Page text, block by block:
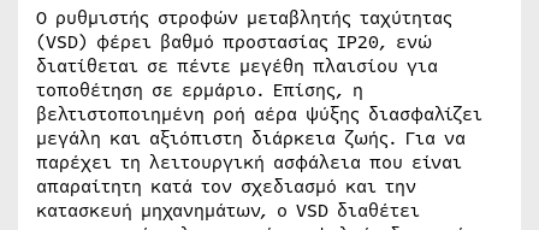
Ο ρυθμιστής στροφών μεταβλητής ταχύτητας
(VSD) φέρει βαθμό προστασίας IP20, ενώ
διατίθεται σε πέντε μεγέθη πλαισίου για
τοποθέτηση σε ερμάριο. Επίσης, η
βελτιστοποιημένη ροή αέρα ψύξης διασφαλίζει
μεγάλη και αξιόπιστη διάρκεια ζωής. Για να
παρέχει τη λειτουργική ασφάλεια που είναι
απαραίτητη κατά τον σχεδιασμό και την
κατασκευή μηχανημάτων, ο VSD διαθέτει